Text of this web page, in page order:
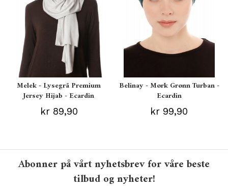
Melek - Lysegrå Premium
Jersey Hijab - Ecardin
kr 89,90
Belinay - Mørk Grønn Turban -
Ecardin
kr 99,90
Abonner på vårt nyhetsbrev for våre beste
tilbud og nyheter!